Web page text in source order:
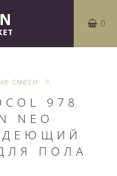
0
смеси
978
NEO
ПОЛА